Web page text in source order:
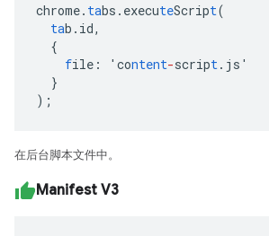
chrome. tabs.executeScript(
tab.id,
{
file : 'content-script.js'
}
);
在后台脚本文件中。
Manifest V3